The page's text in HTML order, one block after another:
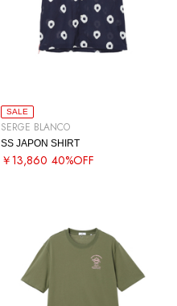
SALE
SERGE BLANCO
SS JAPON SHIRT
￥13,860 40%OFF